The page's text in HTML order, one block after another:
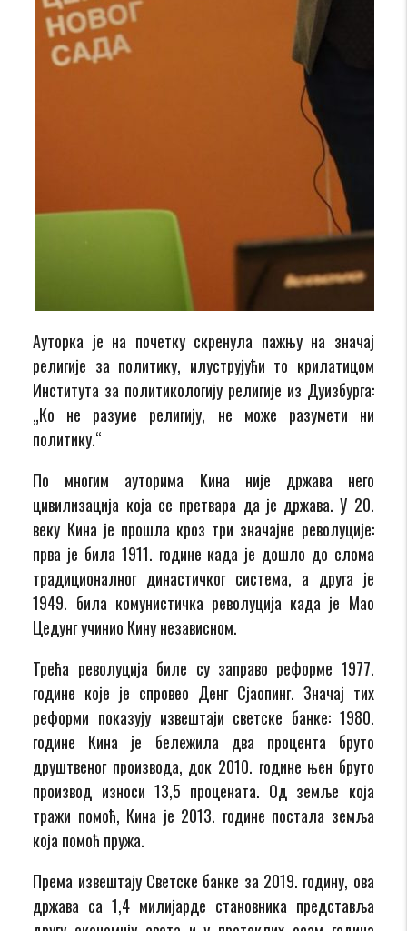
Ауторка је на почетку скренула пажњу на значај
религије за политику, илуструјући то крилатицом
Института за политикологију религије из Дуизбурга:
„Ко не разуме религију, не може разумети ни
политику.“
По многим ауторима Кина није држава него
цивилизација која се претвара да је држава. У 20.
веку Кина је прошла кроз три значајне револуције:
прва је била 1911. године када је дошло до слома
традиционалног династичког система, а друга је
1949. била комунистичка револуција када је Мао
Цедунг учинио Кину независном.
Трећа револуција биле су заправо реформе 1977.
године које је спровео Денг Сјаопинг. Значај тих
реформи показују извештаји светске банке: 1980.
године Кина је бележила два процента бруто
друштвеног производа, док 2010. године њен бруто
производ износи 13,5 процената. Од земље која
тражи помоћ, Кина је 2013. године постала земља
која помоћ пружа.
Према извештају Светске банке за 2019. годину, ова
држава са 1,4 милијарде становника представља